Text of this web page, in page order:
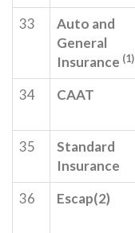
33
Auto and
General
Insurance (1)
34 CAAT
35
Standard
Insurance
36
Escap(2)